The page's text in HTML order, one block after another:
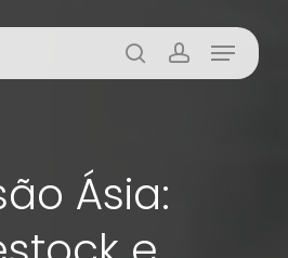
buscaaccount
Menu
Ásia: